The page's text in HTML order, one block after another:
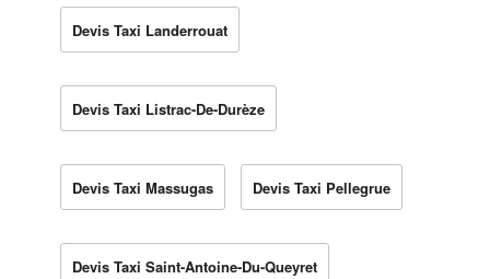
Devis Taxi Landerrouat
Devis Taxi Listrac-De-Durèze
Devis Taxi Massugas Devis Taxi Pellegrue
Devis Taxi Saint-Antoine-Du-Queyret